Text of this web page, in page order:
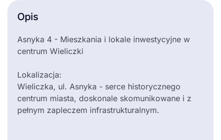
Opis
Asnyka 4 - Mieszkania i lokale inwestycyjne w
centrum Wieliczki
Lokalizacja:
Wieliczka, ul. Asnyka - serce historycznego
centrum miasta, doskonale skomunikowane i z
pełnym zapleczem infrastrukturalnym.